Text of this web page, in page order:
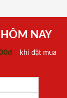
NAY
khi đặt mua